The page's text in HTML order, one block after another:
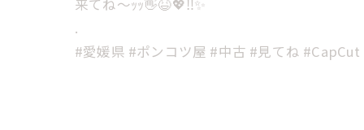
来てね〜ｯｯ👋😆💖‼️✨️
.
#愛媛県 #ポンコツ屋 #中古 #見てね #CapCut